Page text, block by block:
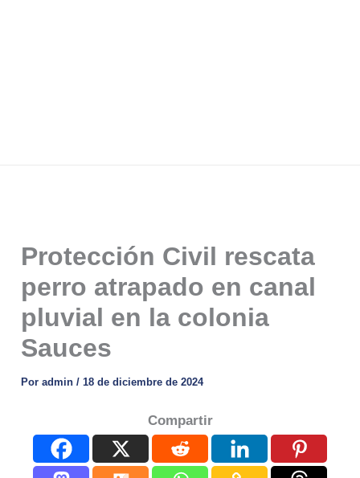
Protección Civil rescata
perro atrapado en canal
pluvial en la colonia
Sauces
Poradmin/ 18 de diciembre de 2024
Compartir